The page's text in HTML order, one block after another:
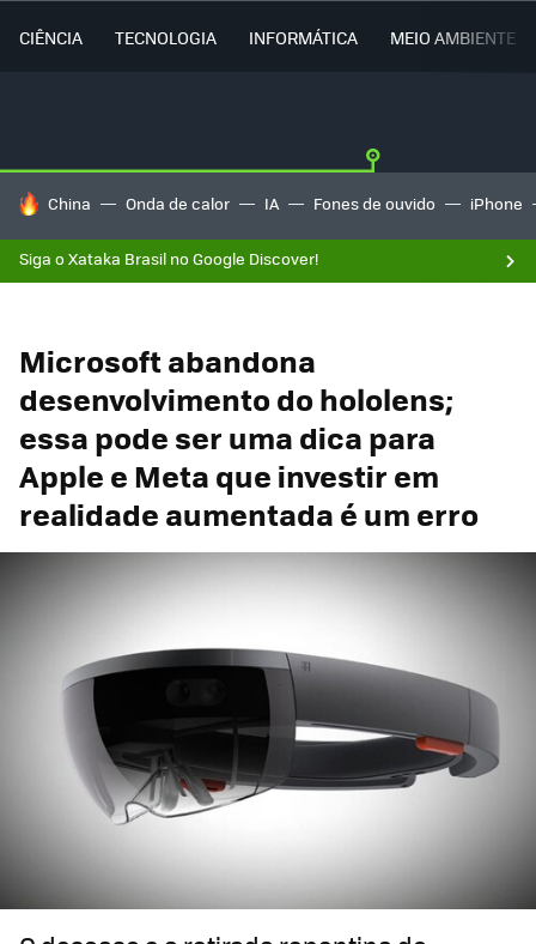
CIÊNCIA TECNOLOGIA INFORMÁTICA MEIO AMBIENTE
TENDÊNCIAS DO DIA
China Onda de calor IA Fones de ouvido iPhone
Siga o Xataka Brasil no Google Discover!
Microsoft abandona
desenvolvimento do hololens;
essa pode ser uma dica para
Apple e Meta que investir em
realidade aumentada é um erro